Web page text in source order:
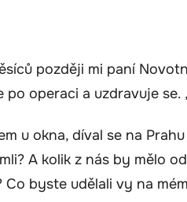
později mi paní
po operaci a uzdravuje
u okna, díval se na
A kolik z nás by mělo
Co byste udělali vy na